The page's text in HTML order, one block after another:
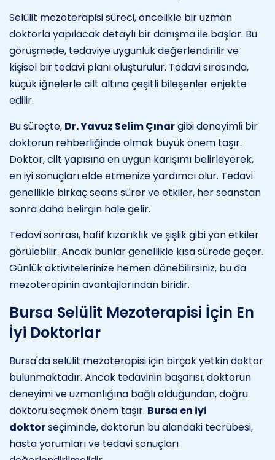
Selülit mezoterapisi süreci, öncelikle bir uzman
doktorla yapılacak detaylı bir danışma ile başlar. Bu
görüşmede, tedaviye uygunluk değerlendirilir ve
kişisel bir tedavi planı oluşturulur. Tedavi sırasında,
küçük iğnelerle cilt altına çeşitli bileşenler enjekte
edilir.
Bu süreçte, Dr. Yavuz Selim Çınargibi deneyimli bir
doktorun rehberliğinde olmak büyük önem taşır.
Doktor, cilt yapısına en uygun karışımı belirleyerek,
en iyi sonuçları elde etmenize yardımcı olur. Tedavi
genellikle birkaç seans sürer ve etkiler, her seanstan
sonra daha belirgin hale gelir.
Tedavi sonrası, hafif kızarıklık ve şişlik gibi yan etkiler
görülebilir. Ancak bunlar genellikle kısa sürede geçer.
Günlük aktivitelerinize hemen dönebilirsiniz, bu da
mezoterapinin avantajlarından biridir.
Bursa Selülit Mezoterapisi İçin En
İyi Doktorlar
Bursa'da selülit mezoterapisi için birçok yetkin doktor
bulunmaktadır. Ancak tedavinin başarısı, doktorun
deneyimi ve uzmanlığına bağlı olduğundan, doğru
doktoru seçmek önem taşır. Bursa en iyi
doktorseçiminde, doktorun bu alandaki tecrübesi,
hasta yorumları ve tedavi sonuçları